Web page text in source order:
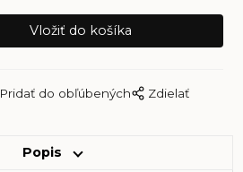
Pridať do obľúbených Zdielať
Popis